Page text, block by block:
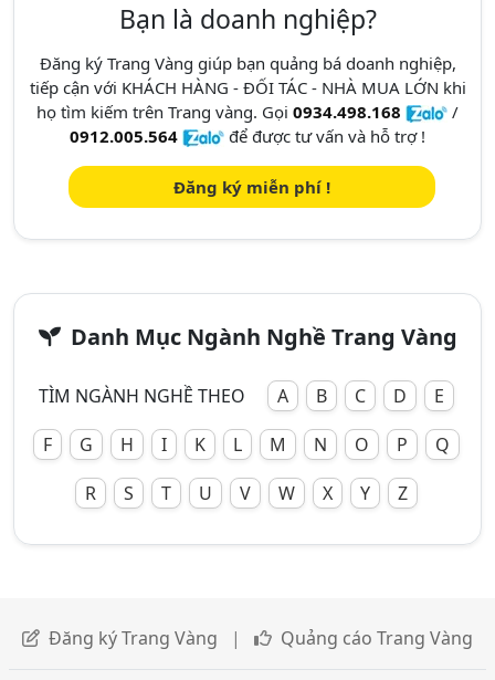
Bạn là doanh nghiệp?
Đăng ký Trang Vàng giúp bạn quảng bá doanh nghiệp,
tiếp cận với KHÁCH HÀNG - ĐỐI TÁC - NHÀ MUA LỚN khi
họ tìm kiếm trên Trang vàng. Gọi 0934.498.168
/
0912.005.564
để được tư vấn và hỗ trợ !
Đăng ký miễn phí !
Danh Mục Ngành Nghề Trang Vàng
TÌM NGÀNH NGHỀ THEO A B C D
E
F
G H I K L M N O P
Q
R
S T U V W X Y Z
Đăng ký Trang Vàng | Quảng cáo Trang Vàng